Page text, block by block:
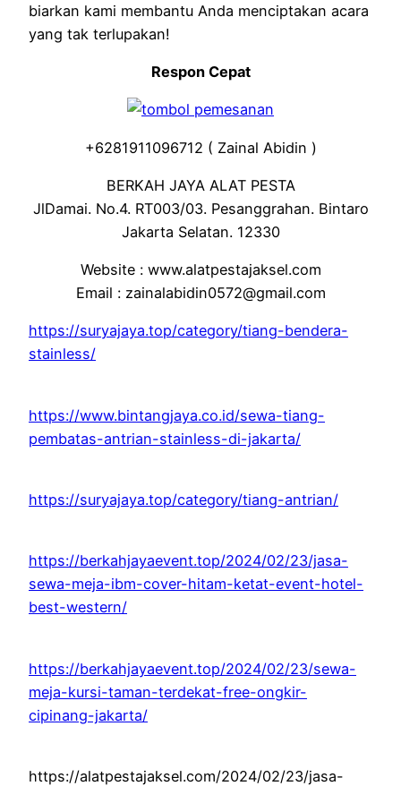
biarkan kami membantu Anda menciptakan acara
yang tak terlupakan!
Respon Cepat
+6281911096712 ( Zainal Abidin )
BERKAH JAYA ALAT PESTA
JlDamai. No.4. RT003/03. Pesanggrahan. Bintaro
Jakarta Selatan. 12330
Website : www.alatpestajaksel.com
Email : zainalabidin0572@gmail.com
https://suryajaya.top/category/tiang-bendera-
stainless/
https://www.bintangjaya.co.id/sewa-tiang-
pembatas-antrian-stainless-di-jakarta/
https://suryajaya.top/category/tiang-antrian/
https://berkahjayaevent.top/2024/02/23/jasa-
sewa-meja-ibm-cover-hitam-ketat-event-hotel-
best-western/
https://berkahjayaevent.top/2024/02/23/sewa-
meja-kursi-taman-terdekat-free-ongkir-
cipinang-jakarta/
https://alatpestajaksel.com/2024/02/23/jasa-